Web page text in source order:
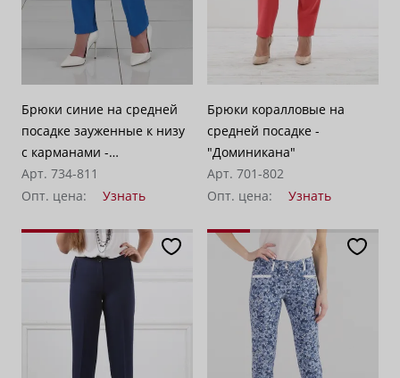
Брюки синие на средней
посадке зауженные к низу
с карманами -
"Доминикана"
Арт. 734-811
Опт. цена:
Узнать
Брюки коралловые на
средней посадке -
"Доминикана"
Арт. 701-802
Опт. цена:
Узнать